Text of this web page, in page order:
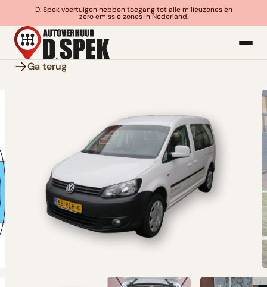
D. Spek voertuigen hebben toegang tot alle milieuzones en
zero emissie zones in Nederland.
Ga terug